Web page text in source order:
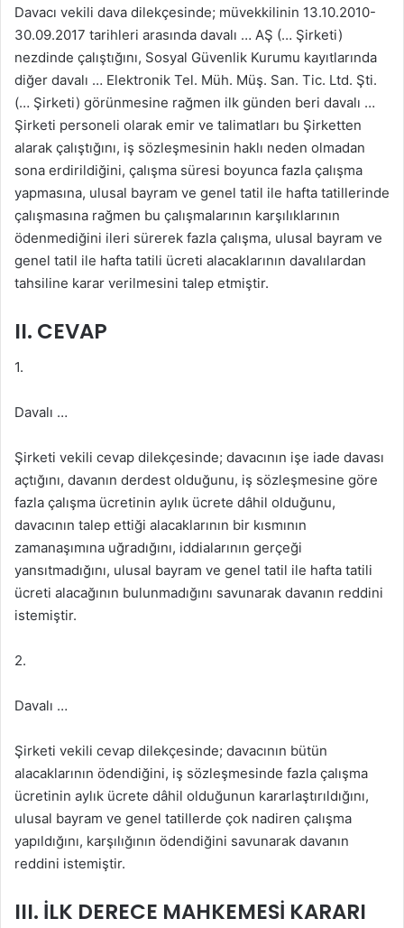
Davacı vekili dava dilekçesinde; müvekkilinin 13.10.2010-
30.09.2017 tarihleri arasında davalı … AŞ (… Şirketi)
nezdinde çalıştığını, Sosyal Güvenlik Kurumu kayıtlarında
diğer davalı … Elektronik Tel. Müh. Müş. San. Tic. Ltd. Şti.
(… Şirketi) görünmesine rağmen ilk günden beri davalı …
Şirketi personeli olarak emir ve talimatları bu Şirketten
alarak çalıştığını, iş sözleşmesinin haklı neden olmadan
sona erdirildiğini, çalışma süresi boyunca fazla çalışma
yapmasına, ulusal bayram ve genel tatil ile hafta tatillerinde
çalışmasına rağmen bu çalışmalarının karşılıklarının
ödenmediğini ileri sürerek fazla çalışma, ulusal bayram ve
genel tatil ile hafta tatili ücreti alacaklarının davalılardan
tahsiline karar verilmesini talep etmiştir.
II. CEVAP
1.
Davalı …
Şirketi vekili cevap dilekçesinde; davacının işe iade davası
açtığını, davanın derdest olduğunu, iş sözleşmesine göre
fazla çalışma ücretinin aylık ücrete dâhil olduğunu,
davacının talep ettiği alacaklarının bir kısmının
zamanaşımına uğradığını, iddialarının gerçeği
yansıtmadığını, ulusal bayram ve genel tatil ile hafta tatili
ücreti alacağının bulunmadığını savunarak davanın reddini
istemiştir.
2.
Davalı …
Şirketi vekili cevap dilekçesinde; davacının bütün
alacaklarının ödendiğini, iş sözleşmesinde fazla çalışma
ücretinin aylık ücrete dâhil olduğunun kararlaştırıldığını,
ulusal bayram ve genel tatillerde çok nadiren çalışma
yapıldığını, karşılığının ödendiğini savunarak davanın
reddini istemiştir.
III. İLK DERECE MAHKEMESİ KARARI